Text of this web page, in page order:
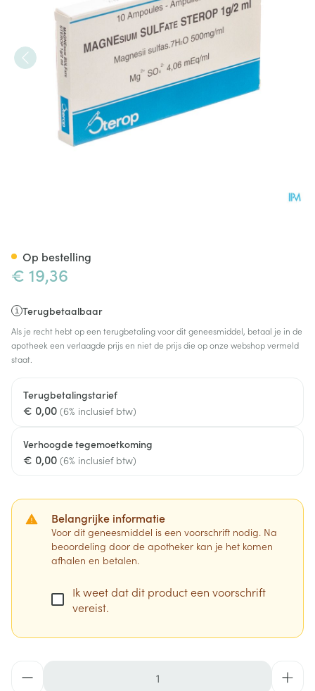
€ 19,36
Terugbetaalbaar
Als je recht hebt op een terugbetaling voor dit geneesmiddel, betaal je in de
apotheek een verlaagde prijs en niet de prijs die op onze webshop vermeld
staat.
Terugbetalingstarief
€ 0,00 (6% inclusief btw)
Verhoogde tegemoetkoming
€ 0,00 (6% inclusief btw)
Belangrijke informatie
Voor dit geneesmiddel is een voorschrift nodig. Na
beoordeling door de apotheker kan je het komen
afhalen en betalen.
Ik weet dat dit product een voorschrift
vereist.
Op bestelling